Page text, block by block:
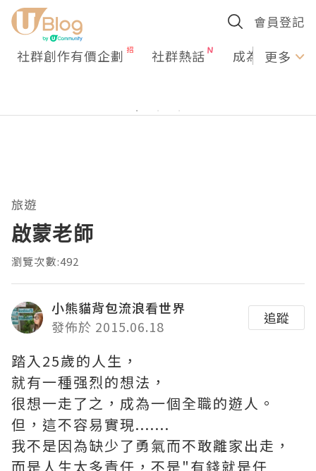
會員登記
社群創作有價企劃 社群熱話 成為U更多
旅遊
啟蒙老師
瀏覽次數:492
小熊貓背包流浪看世界
發佈於 2015.06.18
追蹤
踏入25歲的人生，
就有一種强烈的想法，
很想一走了之，成為一個全職的遊人。
但，這不容易實現.......
我不是因為缺少了勇氣而不敢離家出走，
而是人生太多責任，不是"有錢就是任